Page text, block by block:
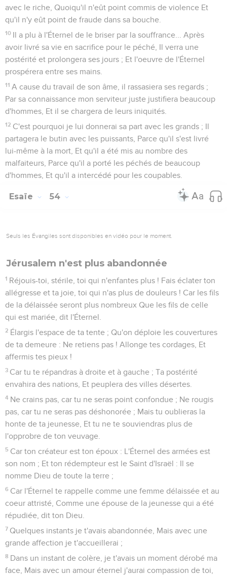
avec le riche, Quoiqu'il n'eût point commis de violence Et
qu'il n'y eût point de fraude dans sa bouche.
10 Il a plu à l'Éternel de le briser par la souffrance... Après
avoir livré sa vie en sacrifice pour le péché, Il verra une
postérité et prolongera ses jours ; Et l'oeuvre de l'Éternel
prospérera entre ses mains.
11 A cause du travail de son âme, il rassasiera ses regards ;
Par sa connaissance mon serviteur juste justifiera beaucoup
d'hommes, Et il se chargera de leurs iniquités.
12 C'est pourquoi je lui donnerai sa part avec les grands ; Il
partagera le butin avec les puissants, Parce qu'il s'est livré
lui-même à la mort, Et qu'il a été mis au nombre des
malfaiteurs, Parce qu'il a porté les péchés de beaucoup
d'hommes, Et qu'il a intercédé pour les coupables.
Esaïe 54
Seuls les Évangiles sont disponibles en vidéo pour le moment.
Jérusalem n'est plus abandonnée
1 Réjouis-toi, stérile, toi qui n'enfantes plus ! Fais éclater ton
allégresse et ta joie, toi qui n'as plus de douleurs ! Car les fils
de la délaissée seront plus nombreux Que les fils de celle
qui est mariée, dit l'Éternel.
2 Élargis l'espace de ta tente ; Qu'on déploie les couvertures
de ta demeure : Ne retiens pas ! Allonge tes cordages, Et
affermis tes pieux !
3 Car tu te répandras à droite et à gauche ; Ta postérité
envahira des nations, Et peuplera des villes désertes.
4 Ne crains pas, car tu ne seras point confondue ; Ne rougis
pas, car tu ne seras pas déshonorée ; Mais tu oublieras la
honte de ta jeunesse, Et tu ne te souviendras plus de
l'opprobre de ton veuvage.
5 Car ton créateur est ton époux : L'Éternel des armées est
son nom ; Et ton rédempteur est le Saint d'Israël : Il se
nomme Dieu de toute la terre ;
6 Car l'Éternel te rappelle comme une femme délaissée et au
coeur attristé, Comme une épouse de la jeunesse qui a été
répudiée, dit ton Dieu.
7 Quelques instants je t'avais abandonnée, Mais avec une
grande affection je t'accueillerai ;
8 Dans un instant de colère, je t'avais un moment dérobé ma
face, Mais avec un amour éternel j'aurai compassion de toi,